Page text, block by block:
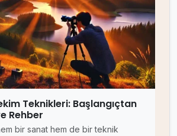
Teknikleri: Başlangıçtan
Rehber
bir sanat hem de bir teknik